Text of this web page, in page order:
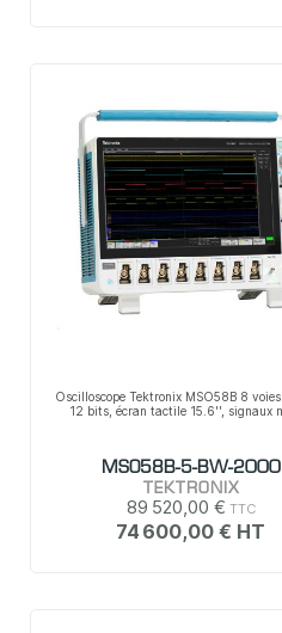
Oscilloscope Tektronix MSO58B 8 voies
12 bits, écran tactile 15.6'', signaux
MSO58B-5-BW-2000
TEKTRONIX
89 520,00 €
74 600,00 €